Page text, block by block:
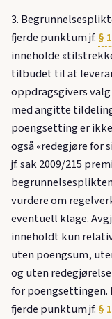
3.
fjerde punktum jf. §
inneholde
tilbudet til at
oppdragsgivers
med angitte
poengsetting er
også «redegjøre for
jf. sak 2009/215
vurdere om
eventuell klage.
inneholdt kun
uten poengsum,
og uten
for poengsettingen.
fjerde punktum jf. §